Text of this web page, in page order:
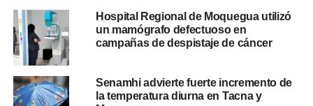
pero solo para la luz. Estos nuevos paneles creo que nos
van a beneficiar más y estamos contentos de que Anglo
American nos haya cumplido”, señaló Guillermina
Feliciano Pilco, una de las habitantes de Huachunta.
La instalación de estos sistemas se culminó en 14 días.
Hospital Regional de Moquegua utilizó
un mamógrafo defectuoso en
campañas de despistaje de cáncer
Senamhi advierte fuerte incremento de
la temperatura diurna en Tacna y